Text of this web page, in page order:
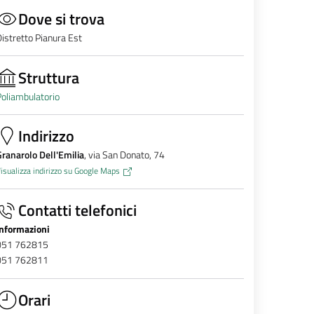
Dove si trova
Pianura Est
Struttura
Indirizzo
Dell'Emilia, via San Donato, 74
indirizzo su Google Maps
Contatti telefonici
762815
762811
Orari